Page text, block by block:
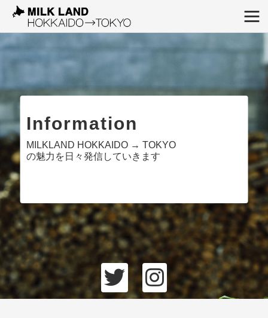
Information
MILKLAND HOKKAIDO → TOKYO
の魅力を日々発信していきます